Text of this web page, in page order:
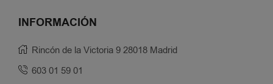
INFORMACIÓN
Rincón de la Victoria 9 28018 Madrid
603 01 59 01